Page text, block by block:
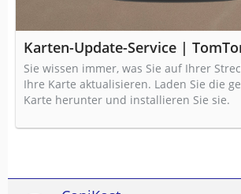
Karten-Update-Service |
Sie wissen immer, was Sie auf Ihrer
Ihre Karte aktualisieren. Laden Sie die
Karte herunter und installieren Sie sie.